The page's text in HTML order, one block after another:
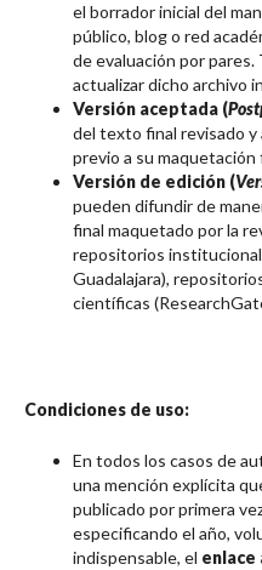
el borrador inicial del
público, blog o red
de evaluación por pares.
actualizar dicho archivo
Versión aceptada (
del texto final revisado y
previo a su maquetación
Versión de edición (
pueden difundir de
final maquetado por la
repositorios
Guadalajara),
científicas
Condiciones de uso:
En todos los casos de
una mención explícita
publicado por primera
especificando el año,
indispensable, el